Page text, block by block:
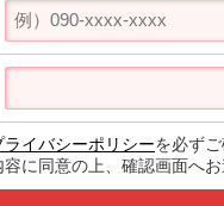
ライバシーポリシーを必ずご
容に同意の上、確認画面へお